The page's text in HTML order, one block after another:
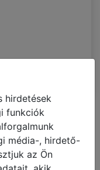
hirdetések
funkciók
média-, hirdető-
az Ön
Rendezési
szempont